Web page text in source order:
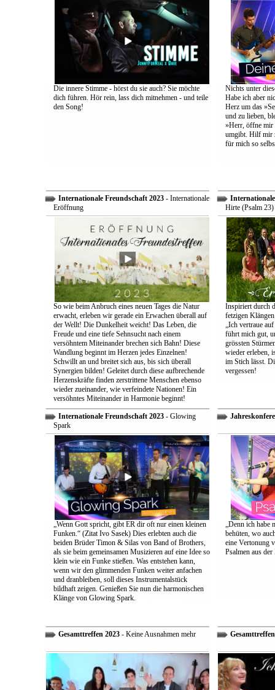
Die innere Stimme - hörst du sie auch? Sie möchte
dich führen. Hör rein, lass dich mitnehmen - und teile
den Song!
Nichts unter
Habe ich aber
Herz um das
und zu lieben,
»Herr, öffne mir
umgibt. Hilf mir
für mich so
Internationale Freundschaft 2023- Internationale
Eröffnung
So wie beim Anbruch eines neuen Tages die Natur
erwacht, erleben wir gerade ein Erwachen überall auf
der Wellt! Die Dunkelheit weicht! Das Leben, die
Freude und eine tiefe Sehnsucht nach einem
versöhntem Miteinander brechen sich Bahn! Diese
Wandlung beginnt im Herzen jedes Einzelnen!
Schwillt an und breitet sich aus, bis sich überall
Synergien bilden! Geleitet durch diese aufbrechende
Herzenskräfte finden zerstrittene Menschen ebenso
wieder zueinander, wie verfeindete Nationen! Ein
versöhntes Miteinander in Harmonie beginnt!
Hirte (Psalm 23)
Inspiriert durch
fetzigen
„Ich vertraue
führt mich gut,
grössten
wieder erleben,
im Stich lässt.
vergessen!
Internationale Freundschaft 2023- Glowing
Spark
„Wenn Gott spricht, gibt ER dir oft nur einen kleinen
Funken.“ (Zitat Ivo Sasek) Dies erlebten auch die
beiden Brüder Timon & Silas von Band of Brothers,
als sie beim gemeinsamen Musizieren auf eine Idee so
klein wie ein Funke stießen. Was entstehen kann,
wenn wir den glimmenden Funken weiter anfachen
und dranbleiben, soll dieses Instrumentalstück
bildhaft zeigen. Genießen Sie nun die harmonischen
Klänge von Glowing Spark.
„Denn ich habe
behüten, wo
eine Vertonung
Psalmen aus
Gesamttreffen 2023- Keine Ausnahmen mehr